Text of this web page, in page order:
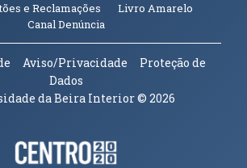
e Reclamações Livro Amarelo
Canal Denúncia(abre em nova janela)
Aviso/Privacidade
Proteção de
Dados
da Beira Interior© 2026
e Financiadores